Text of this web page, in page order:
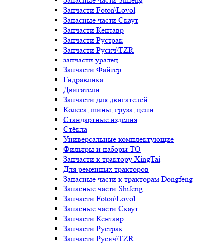
Запчасти Foton\Lovol
Запасные части Скаут
Запчасти Кентавр
Запчасти Рустрак
Запчасти Русич\TZR
запчасти уралец
Запчасти Файтер
Гидравлика
Двигатели
Запчасти для двигателей
Колёса, шины, груза, цепи
Стандартные изделия
Стёкла
Универсальные комплектующие
Фильтры и наборы ТО
Запчасти к трактору XingTai
Для ременных тракторов
Запасные части к тракторам Dongfeng
Запасные части Shifeng
Запчасти Foton\Lovol
Запасные части Скаут
Запчасти Кентавр
Запчасти Рустрак
Запчасти Русич\TZR